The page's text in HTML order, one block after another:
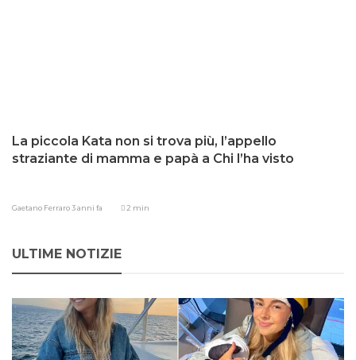
La piccola Kata non si trova più, l’appello
straziante di mamma e papà a Chi l’ha visto
Gaetano Ferraro3 anni fa 2 min
ULTIME NOTIZIE